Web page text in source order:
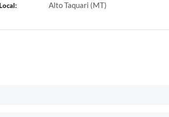
Alto Taquari (MT)